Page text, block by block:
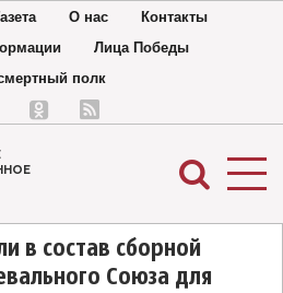
О нас
Контакты
Лица Победы
полк
в состав сборной
Союза для